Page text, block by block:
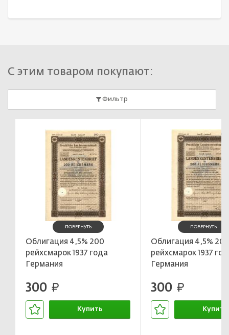
С этим товаром покупают:
Фильтр
ПОВЕРНУТЬ
Облигация 4,5% 200
рейхсмарок 1937 года
Германия
300 руб.
Купить
ПОВЕРНУТЬ
Облигация 4,5% 200
рейхсмарок 1937
Германия
300 руб.
Купить